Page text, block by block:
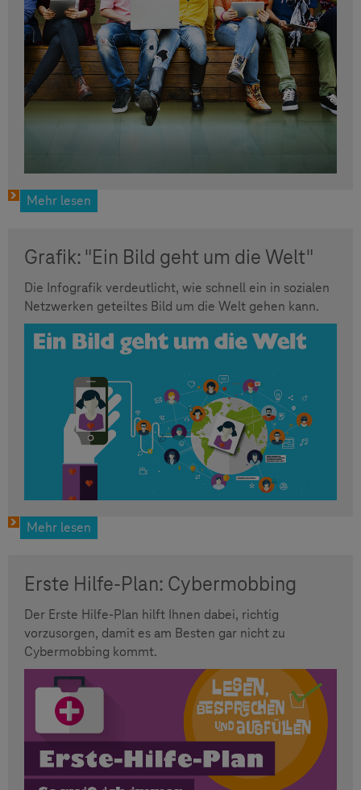
Mehr lesen
Grafik: "Ein Bild geht um die Welt"
Die Infografik verdeutlicht, wie schnell ein in sozialen
Netzwerken geteiltes Bild um die Welt gehen kann.
Mehr lesen
Erste Hilfe-Plan: Cybermobbing
Der Erste Hilfe-Plan hilft Ihnen dabei, richtig
vorzusorgen, damit es am Besten gar nicht zu
Cybermobbing kommt.